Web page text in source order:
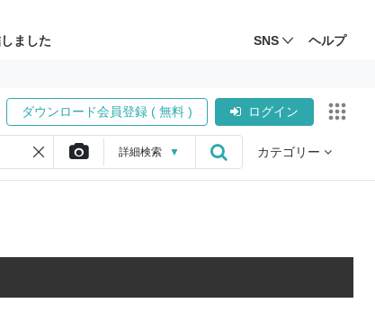
ました SNS ヘルプ
ダウンロード会員登録 ( 無料 ) ログイン
詳細検索 ▼ カテゴリー